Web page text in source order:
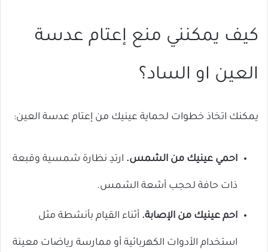
كيف يمكنني منع إعتام عدسة
العين او الساد؟
يمكنك اتخاذ خطوات لحماية عينيك من إعتام عدسة العين:
احمي عينيك من الشمس. ارتدِ نظارة شمسية وقبعة
ذات حافة لحجب أشعة الشمس.
احم عينيك من الإصابة. أثناء القيام بأنشطة مثل
استخدام الأدوات الكهربائية أو ممارسة رياضات معينة